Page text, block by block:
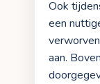
Ook
een
aan.